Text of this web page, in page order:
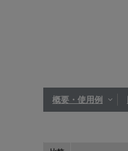
概要・使用例